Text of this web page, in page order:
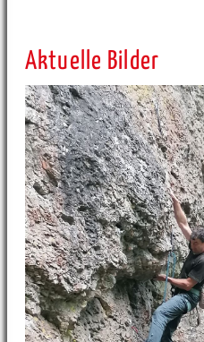
Aktuelle Bilder